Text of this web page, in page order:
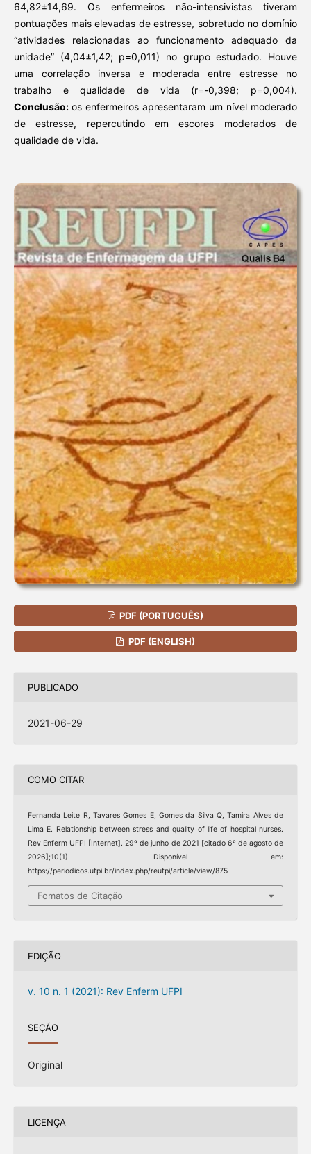
64,82±14,69. Os enfermeiros não-intensivistas tiveram
pontuações mais elevadas de estresse, sobretudo no domínio
“atividades relacionadas ao funcionamento adequado da
unidade” (4,04±1,42; p=0,011) no grupo estudado. Houve
uma correlação inversa e moderada entre estresse no
trabalho e qualidade de vida (r=-0,398; p=0,004).
Conclusão: os enfermeiros apresentaram um nível moderado
de estresse, repercutindo em escores moderados de
qualidade de vida.
PDF (PORTUGUÊS)
PDF (ENGLISH)
PUBLICADO
2021-06-29
COMO CITAR
Fernanda Leite R, Tavares Gomes E, Gomes da Silva Q, Tamira Alves de
Lima E. Relationship between stress and quality of life of hospital nurses.
Rev Enferm UFPI [Internet]. 29º de junho de 2021 [citado 6º de agosto de
2026];10(1). Disponível em:
https://periodicos.ufpi.br/index.php/reufpi/article/view/875
Fomatos de Citação
EDIÇÃO
v. 10 n. 1 (2021): Rev Enferm UFPI
SEÇÃO
Original
LICENÇA